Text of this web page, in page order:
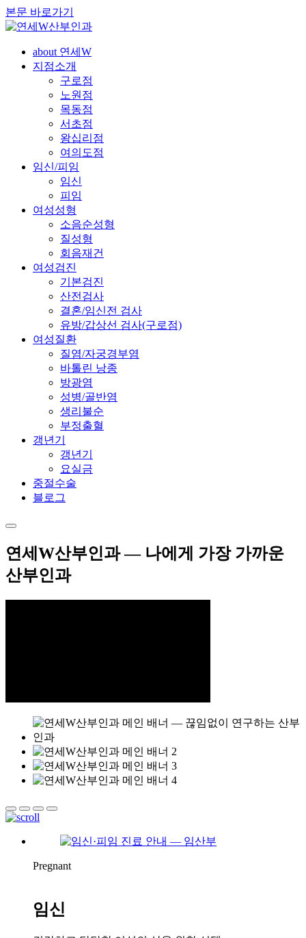
본문 바로가기
about 연세W
지점소개
구로점
노원점
목동점
서초점
왕십리점
여의도점
임신/피임
임신
피임
여성성형
소음순성형
질성형
회음재건
여성검진
기본검진
산전검사
결혼/임신전 검사
유방/갑상선 검사(구로점)
여성질환
질염/자궁경부염
바톨린 낭종
방광염
성병/골반염
생리불순
부정출혈
갱년기
갱년기
요실금
중절수술
블로그
연세W산부인과 — 나에게 가장 가까운
산부인과
Pregnant
임신